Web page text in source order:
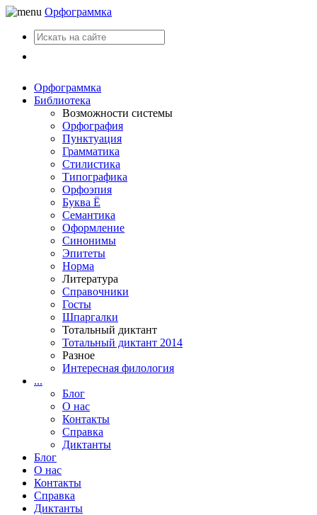
Орфограммка
Орфограммка
Библиотека
Возможности системы
Орфография
Пунктуация
Грамматика
Стилистика
Типографика
Орфоэпия
Буква Ё
Семантика
Оформление
Синонимы
Эпитеты
Норма
Литература
Справочники
Госты
Шпаргалки
Тотальный диктант
Тотальный диктант 2014
Разное
Интересная филология
...
Блог
О нас
Контакты
Справка
Диктанты
Блог
О нас
Контакты
Справка
Диктанты